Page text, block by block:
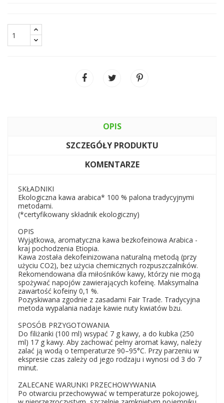
OPIS
SZCZEGÓŁY PRODUKTU
KOMENTARZE
SKŁADNIKI
Ekologiczna kawa arabica* 100 % palona tradycyjnymi
metodami.
(*certyfikowany składnik ekologiczny)
OPIS
Wyjątkowa, aromatyczna kawa bezkofeinowa Arabica -
kraj pochodzenia Etiopia.
Kawa została dekofeinizowana naturalną metodą (przy
użyciu CO2), bez użycia chemicznych rozpuszczalników.
Rekomendowana dla miłośników kawy, którzy nie mogą
spożywać napojów zawierających kofeinę. Maksymalna
zawartość kofeiny 0,1 %.
Pozyskiwana zgodnie z zasadami Fair Trade. Tradycyjna
metoda wypalania nadaje kawie nuty kwiatów bzu.
SPOSÓB PRZYGOTOWANIA
Do filiżanki (100 ml) wsypać 7 g kawy, a do kubka (250
ml) 17 g kawy. Aby zachować pełny aromat kawy, należy
zalać ją wodą o temperaturze 90–95°C. Przy parzeniu w
ekspresie czas zależy od jego rodzaju i wynosi od 3 do 7
minut.
ZALECANE WARUNKI PRZECHOWYWANIA
Po otwarciu przechowywać w temperaturze pokojowej,